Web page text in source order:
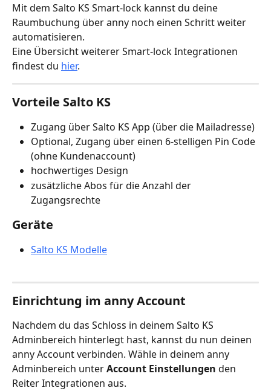
Mit dem Salto KS Smart-lock kannst du deine
Raumbuchung über anny noch einen Schritt weiter
automatisieren.
Eine Übersicht weiterer Smart-lock Integrationen
findest du hier.
Vorteile Salto KS
Zugang über Salto KS App (über die Mailadresse)
Optional, Zugang über einen 6-stelligen Pin Code
(ohne Kundenaccount)
hochwertiges Design
zusätzliche Abos für die Anzahl der
Zugangsrechte
Geräte
Salto KS Modelle
Einrichtung im anny Account
Nachdem du das Schloss in deinem Salto KS
Adminbereich hinterlegt hast, kannst du nun deinen
anny Account verbinden. Wähle in deinem anny
Adminbereich unter Account Einstellungen den
Reiter Integrationen aus.